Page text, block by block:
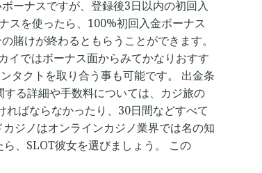
ーナスですが、登録後3日以内の初回入
スを使ったら、100%初回入金ボーナス
けが終わるともらうことができます。
イではボーナス面からみてかなりおすす
タクトを取り合う事も可能です。 出金条
る詳細や手数料については、カジ旅の
ばならなかったり、30日間などすべて
ジノはオンラインカジノ業界では名の知
、SLOT彼女を選びましょう。 この